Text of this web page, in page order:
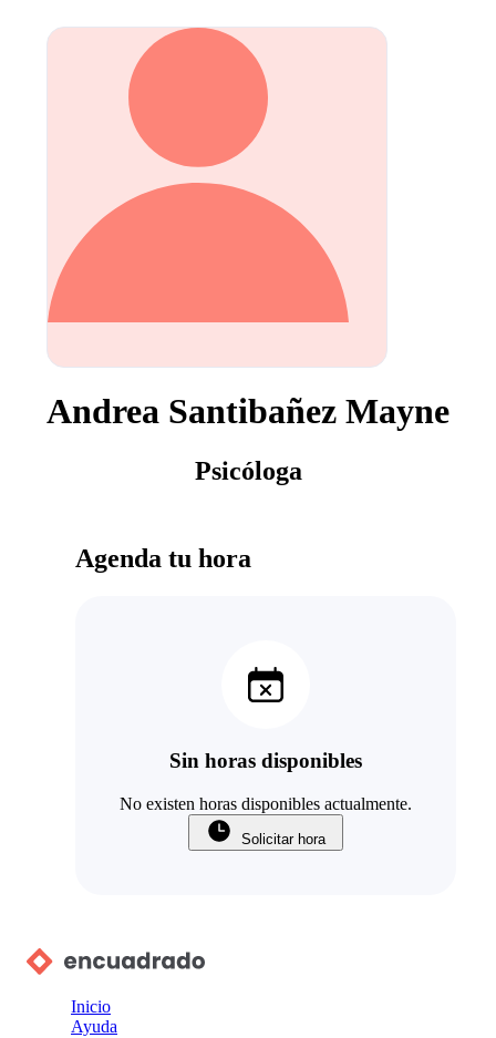
Andrea Santibañez Mayne
Psicóloga
Agenda tu hora
Sin horas disponibles
No existen horas disponibles actualmente.
Solicitar hora
Inicio
Ayuda